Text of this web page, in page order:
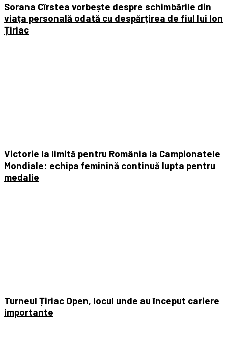
Sorana Cîrstea vorbește despre schimbările din
viața personală odată cu despărțirea de fiul lui Ion
Țiriac
Victorie la limită pentru România la Campionatele
Mondiale: echipa feminină continuă lupta pentru
medalie
Turneul Țiriac Open, locul unde au început cariere
importante